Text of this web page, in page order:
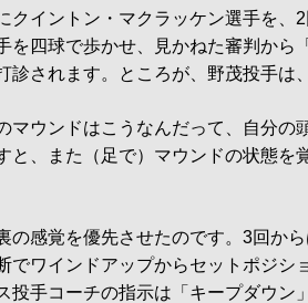
クイントン・マクラッケン選手を、
を四球で歩かせ、見かねた審判から
診されます。ところが、野茂投手は
マウンドはこうなんだって、自分
と、また（足で）マウンドの状態を
の感覚を優先させたのです。3回か
でワインドアップからセットポジシ
投手コーチの指示は「キープダウン